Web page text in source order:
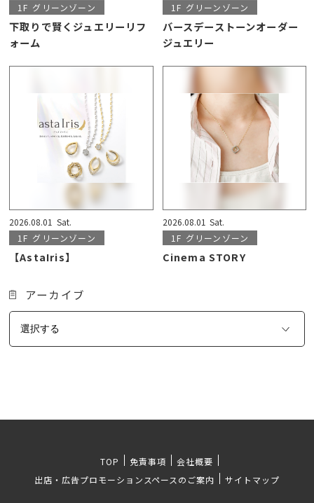
1F グリーンゾーン
下取りで賢くジュエリーリフ
ォーム
1F グリーンゾーン
バースデーストーンオーダー
ジュエリー
2026.08.01 Sat.
1F グリーンゾーン
【AstaIris】
2026.08.01 Sat.
1F グリーンゾーン
Cinema STORY
アーカイブ
TOP 免責事項
会社概要
出店・広告プロモーションスペースのご案内
サイトマップ